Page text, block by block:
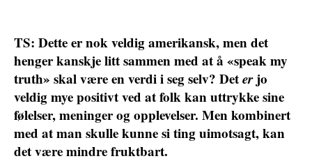
TS: Dette er nok veldig amerikansk, men det
henger kanskje litt sammen med at å «speak my
truth» skal være en verdi i seg selv? Deterjo
veldig mye positivt ved at folk kan uttrykke sine
følelser, meninger og opplevelser. Men kombinert
med at man skulle kunne si ting uimotsagt, kan
det være mindre fruktbart.